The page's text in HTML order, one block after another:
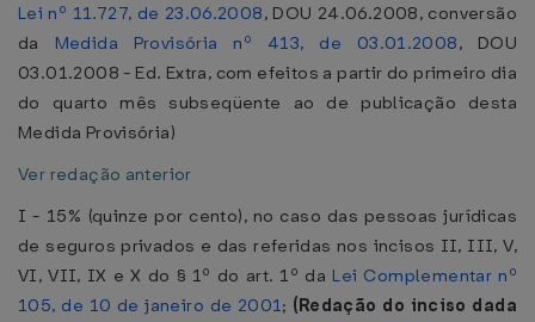
Lei nº 11.727, de 23.06.2008, DOU 24.06.2008, conversão
da Medida Provisória nº 413, de 03.01.2008, DOU
03.01.2008 - Ed. Extra, com efeitos a partir do primeiro dia
do quarto mês subseqüente ao de publicação desta
Medida Provisória)
Ver redação anterior
I - 15% (quinze por cento), no caso das pessoas jurídicas
de seguros privados e das referidas nos incisos II, III, V,
VI, VII, IX e X do § 1º do art. 1º da Lei Complementar nº
105, de 10 de janeiro de 2001; (Redação do inciso dada